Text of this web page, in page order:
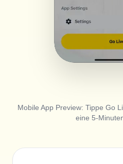
Mobile App Preview: Tippe Go
eine 5-